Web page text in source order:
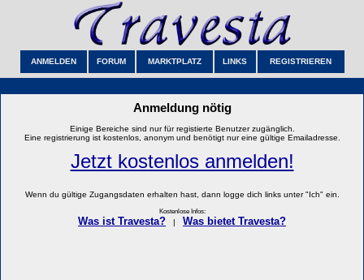
ANMELDEN FORUM MARKTPLATZ LINKS REGISTRIEREN
Anmeldung nötig
Einige Bereiche sind nur für registierte Benutzer zugänglich.
Eine registrierung ist kostenlos, anonym und benötigt nur eine gültige Emailadresse.
Jetzt kostenlos anmelden!
Wenn du gültige Zugangsdaten erhalten hast, dann logge dich links unter "Ich" ein.
Kostenlose Infos:
Was ist Travesta? Was bietet Travesta?